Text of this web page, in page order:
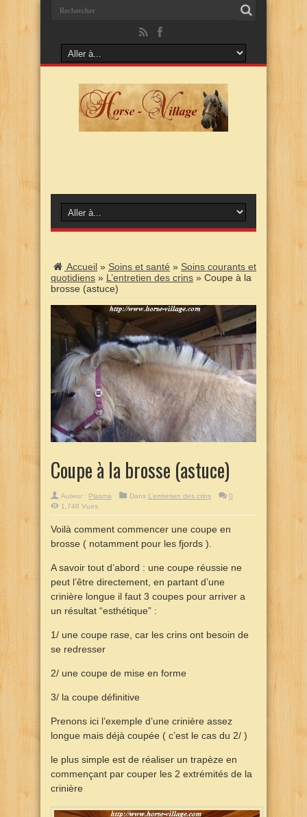
Accueil » Soins et santé » Soins courants et
quotidiens » L’entretien des crins » Coupe à la
brosse (astuce)
Coupe à la brosse (astuce)
Auteur : Plasma Dans L’entretien des crins
0
1,748 Vues
Voilà comment commencer une coupe en
brosse ( notamment pour les fjords ).
A savoir tout d’abord : une coupe réussie ne
peut l’être directement, en partant d’une
crinière longue il faut 3 coupes pour arriver a
un résultat “esthétique” :
1/ une coupe rase, car les crins ont besoin de
se redresser
2/ une coupe de mise en forme
3/ la coupe définitive
Prenons ici l’exemple d’une crinière assez
longue mais déjà coupée ( c’est le cas du 2/ )
le plus simple est de réaliser un trapèze en
commençant par couper les 2 extrémités de la
crinière